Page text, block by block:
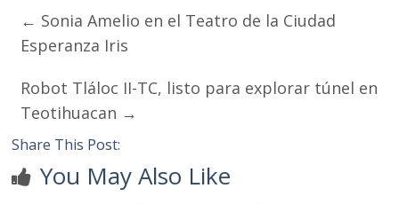
← Sonia Amelio en el Teatro de la Ciudad
Esperanza Iris
Robot Tláloc II-TC, listo para explorar túnel en
Teotihuacan →
Share This Post:
You May Also Like